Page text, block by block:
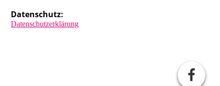
Datenschutz:
Datenschutzerklärung